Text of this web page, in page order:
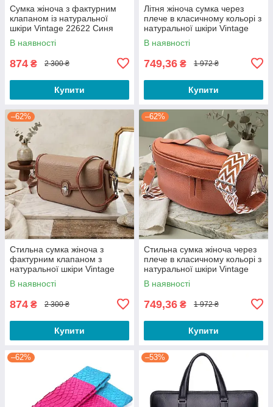
Сумка жіноча з фактурним
клапаном із натуральної
шкіри Vintage 22622 Синя
В наявності
874 ₴ 2 300 ₴
Купити
Літня жіноча сумка через
плече в класичному кольорі з
натуральної шкіри Vintage
22657 Бежева
В наявності
749,36 ₴ 1 972 ₴
Купити
–62%
Стильна сумка жіноча з
фактурним клапаном з
натуральної шкіри Vintage
22620 Бежева
В наявності
874 ₴ 2 300 ₴
Купити
–62%
Стильна сумка жіноча через
плече в класичному кольорі з
натуральної шкіри Vintage
22658 Руда
В наявності
749,36 ₴ 1 972 ₴
Купити
–62% –53%